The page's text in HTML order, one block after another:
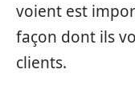
voient est
façon dont ils
clients.